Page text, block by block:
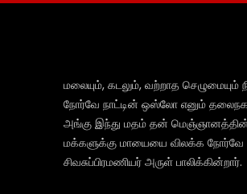
மலையும், கடலும், வற்றாத செழுமையும்
நோர்வே நாட்டின் ஒஸ்லோ எனும்
அங்கு இந்து மதம் தன்
மக்களுக்கு மாயையை விலக்க நோர்வே
சிவசுப்பிரமணியர் அருள் பாலிக்கின்றார்.